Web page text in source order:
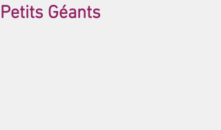
Petits Géants